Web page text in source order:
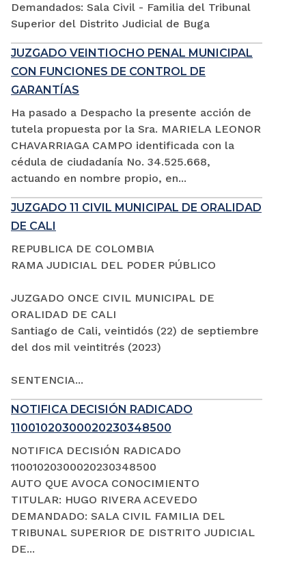
Demandados: Sala Civil - Familia del Tribunal
Superior del Distrito Judicial de Buga
JUZGADO VEINTIOCHO PENAL MUNICIPAL
CON FUNCIONES DE CONTROL DE
GARANTÍAS
Ha pasado a Despacho la presente acción de
tutela propuesta por la Sra. MARIELA LEONOR
CHAVARRIAGA CAMPO identificada con la
cédula de ciudadanía No. 34.525.668,
actuando en nombre propio, en...
JUZGADO 11 CIVIL MUNICIPAL DE ORALIDAD
DE CALI
REPUBLICA DE COLOMBIA
RAMA JUDICIAL DEL PODER PÚBLICO
JUZGADO ONCE CIVIL MUNICIPAL DE
ORALIDAD DE CALI
Santiago de Cali, veintidós (22) de septiembre
del dos mil veintitrés (2023)
SENTENCIA...
NOTIFICA DECISIÓN RADICADO
11001020300020230348500
NOTIFICA DECISIÓN RADICADO
11001020300020230348500
AUTO QUE AVOCA CONOCIMIENTO
TITULAR: HUGO RIVERA ACEVEDO
DEMANDADO: SALA CIVIL FAMILIA DEL
TRIBUNAL SUPERIOR DE DISTRITO JUDICIAL
DE...